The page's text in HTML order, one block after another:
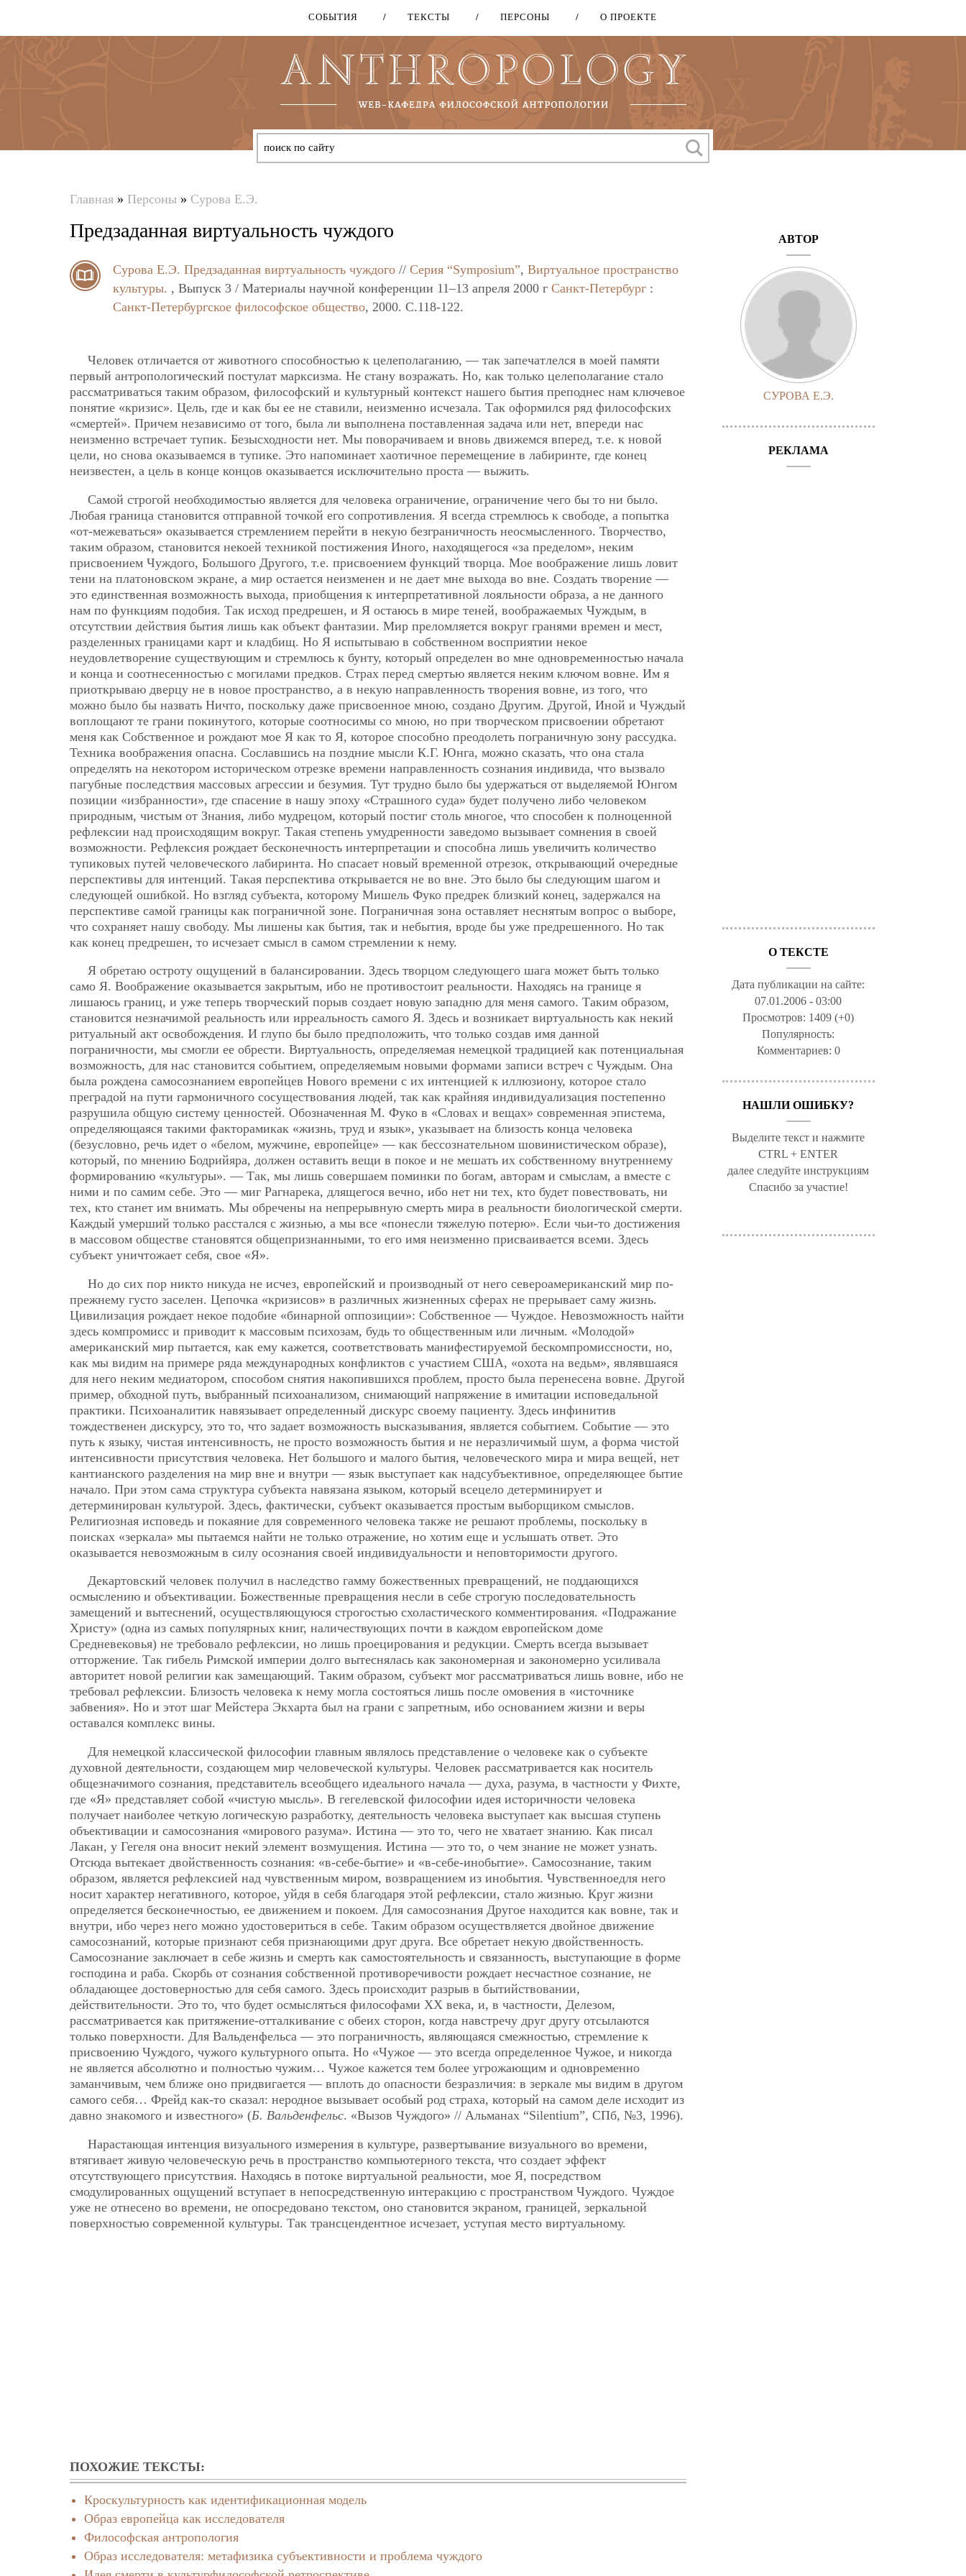
Перейти
основному
содержанию
СОБЫТИЯ ТЕКСТЫ ПЕРСОНЫ О ПРОЕКТЕ
здесь
Главная » Персоны » Сурова Е.Э.
Предзаданная виртуальность чуждого
Сурова Е.Э. Предзаданная виртуальность чуждого // Серия “Symposium”, Виртуальное пространство
культуры. , Выпуск 3 / Материалы научной конференции 11–13 апреля 2000 г Санкт-Петербург :
Санкт-Петербургское философское общество, 2000. C.118-122.
Человек отличается от животного способностью к целеполаганию, — так запечатлелся в моей памяти
первый антропологический постулат марксизма. Не стану возражать. Но, как только целеполагание стало
рассматриваться таким образом, философский и культурный контекст нашего бытия преподнес нам ключевое
понятие «кризис». Цель, где и как бы ее не ставили, неизменно исчезала. Так оформился ряд философских
«смертей». Причем независимо от того, была ли выполнена поставленная задача или нет, впереди нас
неизменно встречает тупик. Безысходности нет. Мы поворачиваем и вновь движемся вперед, т.е. к новой
цели, но снова оказываемся в тупике. Это напоминает хаотичное перемещение в лабиринте, где конец
неизвестен, а цель в конце концов оказывается исключительно проста — выжить.
Самой строгой необходимостью является для человека ограничение, ограничение чего бы то ни было.
Любая граница становится отправной точкой его сопротивления. Я всегда стремлюсь к свободе, а попытка
«от-межеваться» оказывается стремлением перейти в некую безграничность неосмысленного. Творчество,
таким образом, становится некоей техникой постижения Иного, находящегося «за пределом», неким
присвоением Чуждого, Большого Другого, т.е. присвоением функций творца. Мое воображение лишь ловит
тени на платоновском экране, а мир остается неизменен и не дает мне выхода во вне. Создать творение —
это единственная возможность выхода, приобщения к интерпретативной лояльности образа, а не данного
нам по функциям подобия. Так исход предрешен, и Я остаюсь в мире теней, воображаемых Чуждым, в
отсутствии действия бытия лишь как объект фантазии. Мир преломляется вокруг гранями времен и мест,
разделенных границами карт и кладбищ. Но Я испытываю в собственном восприятии некое
неудовлетворение существующим и стремлюсь к бунту, который определен во мне одновременностью начала
и конца и соотнесенностью с могилами предков. Страх перед смертью является неким ключом вовне. Им я
приоткрываю дверцу не в новое пространство, а в некую направленность творения вовне, из того, что
можно было бы назвать Ничто, поскольку даже присвоенное мною, создано Другим. Другой, Иной и Чуждый
воплощают те грани покинутого, которые соотносимы со мною, но при творческом присвоении обретают
меня как Собственное и рождают мое Я как то Я, которое способно преодолеть пограничную зону рассудка.
Техника воображения опасна. Сославшись на поздние мысли К.Г. Юнга, можно сказать, что она стала
определять на некотором историческом отрезке времени направленность сознания индивида, что вызвало
пагубные последствия массовых агрессии и безумия. Тут трудно было бы удержаться от выделяемой Юнгом
позиции «избранности», где спасение в нашу эпоху «Страшного суда» будет получено либо человеком
природным, чистым от Знания, либо мудрецом, который постиг столь многое, что способен к полноценной
рефлексии над происходящим вокруг. Такая степень умудренности заведомо вызывает сомнения в своей
возможности. Рефлексия рождает бесконечность интерпретации и способна лишь увеличить количество
тупиковых путей человеческого лабиринта. Но спасает новый временной отрезок, открывающий очередные
перспективы для интенций. Такая перспектива открывается не во вне. Это было бы следующим шагом и
следующей ошибкой. Но взгляд субъекта, которому Мишель Фуко предрек близкий конец, задержался на
перспективе самой границы как пограничной зоне. Пограничная зона оставляет неснятым вопрос о выборе,
что сохраняет нашу свободу. Мы лишены как бытия, так и небытия, вроде бы уже предрешенного. Но так
как конец предрешен, то исчезает смысл в самом стремлении к нему.
Я обретаю остроту ощущений в балансировании. Здесь творцом следующего шага может быть только
само Я. Воображение оказывается закрытым, ибо не противостоит реальности. Находясь на границе я
лишаюсь границ, и уже теперь творческий порыв создает новую западню для меня самого. Таким образом,
становится незначимой реальность или ирреальность самого Я. Здесь и возникает виртуальность как некий
ритуальный акт освобождения. И глупо бы было предположить, что только создав имя данной
пограничности, мы смогли ее обрести. Виртуальность, определяемая немецкой традицией как потенциальная
возможность, для нас становится событием, определяемым новыми формами записи встреч с Чуждым. Она
была рождена самосознанием европейцев Нового времени с их интенцией к иллюзиону, которое стало
преградой на пути гармоничного сосуществования людей, так как крайняя индивидуализация постепенно
разрушила общую систему ценностей. Обозначенная М. Фуко в «Словах и вещах» современная эпистема,
определяющаяся такими факторамикак «жизнь, труд и язык», указывает на близость конца человека
(безусловно, речь идет о «белом, мужчине, европейце» — как бессознательном шовинистическом образе),
который, по мнению Бодрийяра, должен оставить вещи в покое и не мешать их собственному внутреннему
формированию «культуры». — Так, мы лишь совершаем поминки по богам, авторам и смыслам, а вместе с
ними и по самим себе. Это — миг Рагнарека, длящегося вечно, ибо нет ни тех, кто будет повествовать, ни
тех, кто станет им внимать. Мы обречены на непрерывную смерть мира в реальности биологической смерти.
Каждый умерший только расстался с жизнью, а мы все «понесли тяжелую потерю». Если чьи-то достижения
в массовом обществе становятся общепризнанными, то его имя неизменно присваивается всеми. Здесь
субъект уничтожает себя, свое «Я».
Но до сих пор никто никуда не исчез, европейский и производный от него североамериканский мир по-
прежнему густо заселен. Цепочка «кризисов» в различных жизненных сферах не прерывает саму жизнь.
Цивилизация рождает некое подобие «бинарной оппозиции»: Собственное — Чуждое. Невозможность найти
здесь компромисс и приводит к массовым психозам, будь то общественным или личным. «Молодой»
американский мир пытается, как ему кажется, соответствовать манифестируемой бескомпромиссности, но,
как мы видим на примере ряда международных конфликтов с участием США, «охота на ведьм», являвшаяся
для него неким медиатором, способом снятия накопившихся проблем, просто была перенесена вовне. Другой
пример, обходной путь, выбранный психоанализом, снимающий напряжение в имитации исповедальной
практики. Психоаналитик навязывает определенный дискурс своему пациенту. Здесь инфинитив
тождественен дискурсу, это то, что задает возможность высказывания, является событием. Событие — это
путь к языку, чистая интенсивность, не просто возможность бытия и не неразличимый шум, а форма чистой
интенсивности присутствия человека. Нет большого и малого бытия, человеческого мира и мира вещей, нет
кантианского разделения на мир вне и внутри — язык выступает как надсубъективное, определяющее бытие
начало. При этом сама структура субъекта навязана языком, который всецело детерминирует и
детерминирован культурой. Здесь, фактически, субъект оказывается простым выборщиком смыслов.
Религиозная исповедь и покаяние для современного человека также не решают проблемы, поскольку в
поисках «зеркала» мы пытаемся найти не только отражение, но хотим еще и услышать ответ. Это
оказывается невозможным в силу осознания своей индивидуальности и неповторимости другого.
Декартовский человек получил в наследство гамму божественных превращений, не поддающихся
осмыслению и объективации. Божественные превращения несли в себе строгую последовательность
замещений и вытеснений, осуществляющуюся строгостью схоластического комментирования. «Подражание
Христу» (одна из самых популярных книг, наличествующих почти в каждом европейском доме
Средневековья) не требовало рефлексии, но лишь проецирования и редукции. Смерть всегда вызывает
отторжение. Так гибель Римской империи долго вытеснялась как закономерная и закономерно усиливала
авторитет новой религии как замещающий. Таким образом, субъект мог рассматриваться лишь вовне, ибо не
требовал рефлексии. Близость человека к нему могла состояться лишь после омовения в «источнике
забвения». Но и этот шаг Мейстера Экхарта был на грани с запретным, ибо основанием жизни и веры
оставался комплекс вины.
Для немецкой классической философии главным являлось представление о человеке как о субъекте
духовной деятельности, создающем мир человеческой культуры. Человек рассматривается как носитель
общезначимого сознания, представитель всеобщего идеального начала — духа, разума, в частности у Фихте,
где «Я» представляет собой «чистую мысль». В гегелевской философии идея историчности человека
получает наиболее четкую логическую разработку, деятельность человека выступает как высшая ступень
объективации и самосознания «мирового разума». Истина — это то, чего не хватает знанию. Как писал
Лакан, у Гегеля она вносит некий элемент возмущения. Истина — это то, о чем знание не может узнать.
Отсюда вытекает двойственность сознания: «в-себе-бытие» и «в-себе-инобытие». Самосознание, таким
образом, является рефлексией над чувственным миром, возвращением из инобытия. Чувственноедля него
носит характер негативного, которое, уйдя в себя благодаря этой рефлексии, стало жизнью. Круг жизни
определяется бесконечностью, ее движением и покоем. Для самосознания Другое находится как вовне, так и
внутри, ибо через него можно удостовериться в себе. Таким образом осуществляется двойное движение
самосознаний, которые признают себя признающими друг друга. Все обретает некую двойственность.
Самосознание заключает в себе жизнь и смерть как самостоятельность и связанность, выступающие в форме
господина и раба. Скорбь от сознания собственной противоречивости рождает несчастное сознание, не
обладающее достоверностью для себя самого. Здесь происходит разрыв в бытийствовании,
действительности. Это то, что будет осмысляться философами ХХ века, и, в частности, Делезом,
рассматривается как притяжение-отталкивание с обеих сторон, когда навстречу друг другу отсылаются
только поверхности. Для Вальденфельса — это пограничность, являющаяся смежностью, стремление к
присвоению Чуждого, чужого культурного опыта. Но «Чужое — это всегда определенное Чужое, и никогда
не является абсолютно и полностью чужим… Чужое кажется тем более угрожающим и одновременно
заманчивым, чем ближе оно придвигается — вплоть до опасности безразличия: в зеркале мы видим в другом
самого себя… Фрейд как-то сказал: неродное вызывает особый род страха, который на самом деле исходит из
давно знакомого и известного» (Б. Вальденфельс. «Вызов Чуждого» // Альманах “Silentium”, СПб, №3, 1996).
Нарастающая интенция визуального измерения в культуре, развертывание визуального во времени,
втягивает живую человеческую речь в пространство компьютерного текста, что создает эффект
отсутствующего присутствия. Находясь в потоке виртуальной реальности, мое Я, посредством
смодулированных ощущений вступает в непосредственную интеракцию с пространством Чуждого. Чуждое
уже не отнесено во времени, не опосредовано текстом, оно становится экраном, границей, зеркальной
поверхностью современной культуры. Так трансцендентное исчезает, уступая место виртуальному.
ПОХОЖИЕ ТЕКСТЫ:
Кроскультурность как идентификационная модель
Образ европейца как исследователя
Философская антропология
Образ исследователя: метафизика субъективности и проблема чуждого
АВТОР
СУРОВА Е.Э.
РЕКЛАМА
О ТЕКСТЕ
Дата публикации на сайте:
07.01.2006 - 03:00
Просмотров: 1409 (+0)
Популярность:
Комментариев: 0
НАШЛИ ОШИБКУ?
Выделите текст и нажмите
CTRL + ENTER
далее следуйте инструкциям
Спасибо за участие!